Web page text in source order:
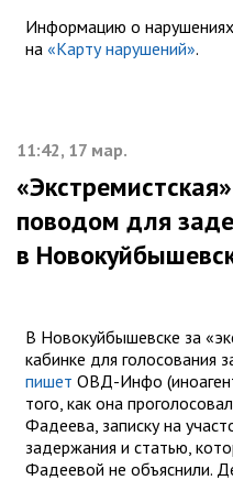
Информацию о
на «Карту нарушений».
11:42, 17 мар.
поводом для
в
В Новокуйбышевске за
кабинке для голосования
пишет ОВД-Инфо
того, как она
Фадеева, записку на
задержания и статью,
Фадеевой не объяснили.